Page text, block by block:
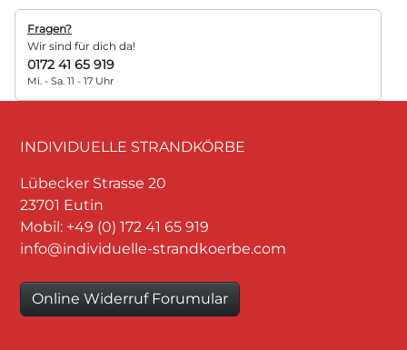
Fragen?
Wir sind für dich da!
0172 41 65 919
Mi. - Sa. 11 - 17 Uhr
INDIVIDUELLE STRANDKÖRBE
Lübecker Strasse 20
23701 Eutin
Mobil: +49 (0) 172 41 65 919
info@individuelle-strandkoerbe.com
Online Widerruf Forumular